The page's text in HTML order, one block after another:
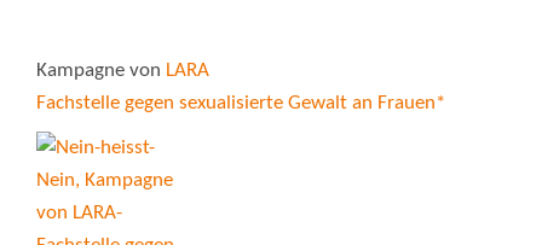
Kampagne von LARA
Fachstelle gegen sexualisierte Gewalt an Frauen*